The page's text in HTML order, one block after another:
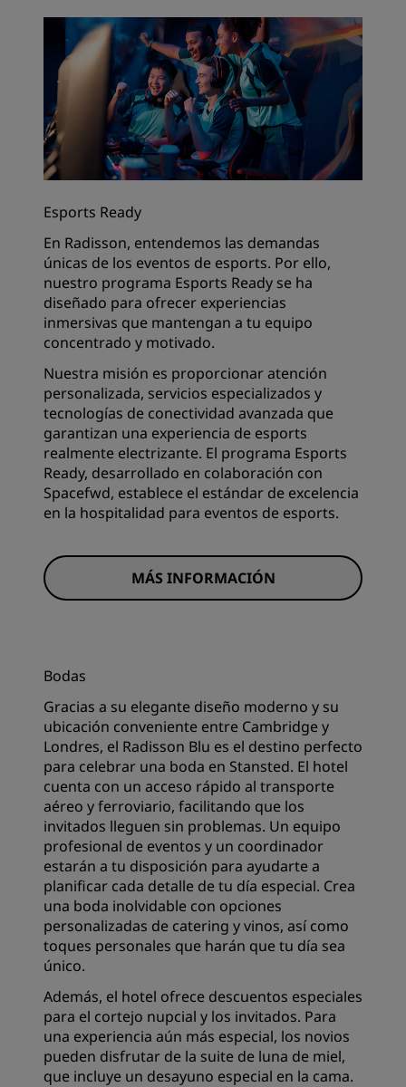
Esports Ready
En Radisson, entendemos las demandas
únicas de los eventos de esports. Por ello,
nuestro programa Esports Ready se ha
diseñado para ofrecer experiencias
inmersivas que mantengan a tu equipo
concentrado y motivado.
Nuestra misión es proporcionar atención
personalizada, servicios especializados y
tecnologías de conectividad avanzada que
garantizan una experiencia de esports
realmente electrizante. El programa Esports
Ready, desarrollado en colaboración con
Spacefwd, establece el estándar de excelencia
en la hospitalidad para eventos de esports.
MÁS INFORMACIÓN
Bodas
Gracias a su elegante diseño moderno y su
ubicación conveniente entre Cambridge y
Londres, el Radisson Blu es el destino perfecto
para celebrar una boda en Stansted. El hotel
cuenta con un acceso rápido al transporte
aéreo y ferroviario, facilitando que los
invitados lleguen sin problemas. Un equipo
profesional de eventos y un coordinador
estarán a tu disposición para ayudarte a
planificar cada detalle de tu día especial. Crea
una boda inolvidable con opciones
personalizadas de catering y vinos, así como
toques personales que harán que tu día sea
único.
Además, el hotel ofrece descuentos especiales
para el cortejo nupcial y los invitados. Para
una experiencia aún más especial, los novios
pueden disfrutar de la suite de luna de miel,
que incluye un desayuno especial en la cama.